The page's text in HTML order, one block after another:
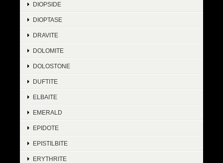
DIOPSIDE
DIOPTASE
DRAVITE
DOLOMITE
DOLOSTONE
DUFTITE
ELBAITE
EMERALD
EPIDOTE
EPISTILBITE
ERYTHRITE